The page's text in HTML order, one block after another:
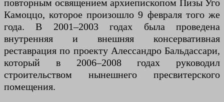
повторным освящением архиепископом Пизы Уго
Камоццо, которое произошло 9 февраля того же
года. В 2001–2003 годах была проведена
внутренняя и внешняя консервативная
реставрация по проекту Алессандро Бальдассари,
который в 2006–2008 годах руководил
строительством нынешнего пресвитерского
помещения.